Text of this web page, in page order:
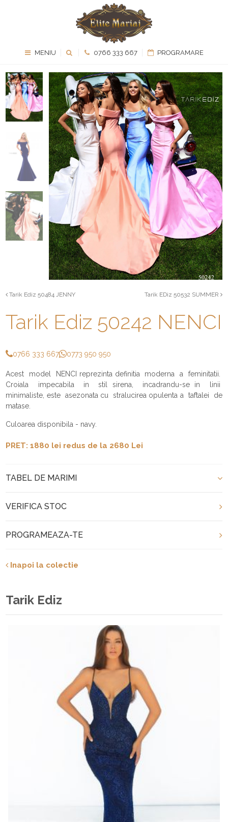
MENIU 0766 333 667 PROGRAMARE
Tarik Ediz 50484 JENNY Tarik EDiz 50532 SUMMER
Tarik Ediz 50242 NENCI
0766 333 667 0773 950 950
Acest model NENCI reprezinta definitia moderna a feminitatii.
Croiala impecabila in stil sirena, incadrandu-se in linii
minimaliste, este asezonata cu stralucirea opulenta a taftalei de
matase.
Culoarea disponibila - navy.
PRET: 1880 lei redus de la 2680 Lei
TABEL DE MARIMI
VERIFICA STOC
PROGRAMEAZA-TE
Inapoi la colectie
Tarik Ediz